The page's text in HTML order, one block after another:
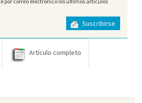
Suscribirse
Artículo completo